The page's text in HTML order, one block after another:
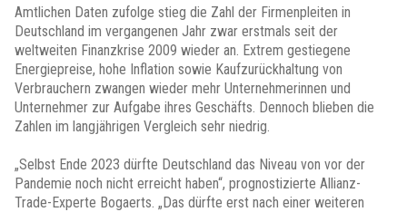
Amtlichen Daten zufolge stieg die Zahl der Firmenpleiten in
Deutschland im vergangenen Jahr zwar erstmals seit der
weltweiten Finanzkrise 2009 wieder an. Extrem gestiegene
Energiepreise, hohe Inflation sowie Kaufzurückhaltung von
Verbrauchern zwangen wieder mehr Unternehmerinnen und
Unternehmer zur Aufgabe ihres Geschäfts. Dennoch blieben die
Zahlen im langjährigen Vergleich sehr niedrig.
„Selbst Ende 2023 dürfte Deutschland das Niveau von vor der
Pandemie noch nicht erreicht haben“, prognostizierte Allianz-
Trade-Experte Bogaerts. „Das dürfte erst nach einer weiteren